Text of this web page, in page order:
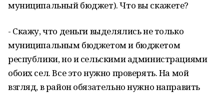
муниципальный бюджет). Что вы скажете?
- Скажу, что деньги выделялись не только
муниципальным бюджетом и бюджетом
республики, но и сельскими администрациями
обоих сел. Все это нужно проверять. На мой
взгляд, в район обязательно нужно направить